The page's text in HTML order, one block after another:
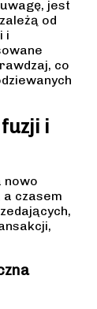
jest
zależą od
i
co
i
nowo
czasem